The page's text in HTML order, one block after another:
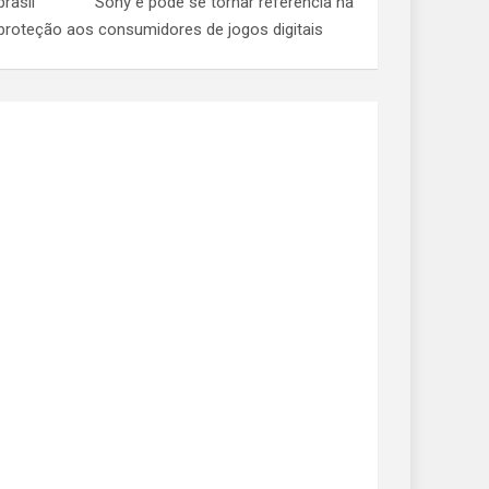
aos consumidores de jogos digitais